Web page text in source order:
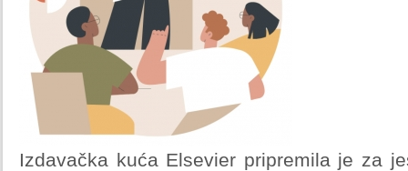
Izdavačka kuća Elsevier pripremila je za